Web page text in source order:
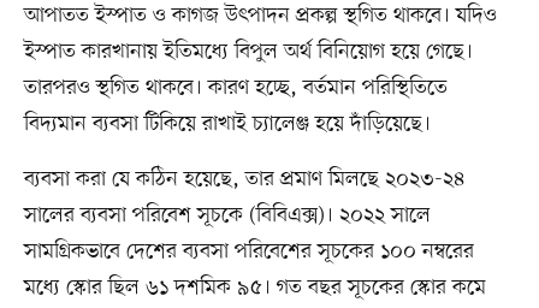
আপাতত ইস্পাত ও কাগজ উৎপাদন প্রকল্প স্থগিত থাকবে। যদিও
ইস্পাত কারখানায় ইতিমধ্যে বিপুল অর্থ বিনিয়োগ হয়ে গেছে।
তারপরও স্থগিত থাকবে। কারণ হচ্ছে, বর্তমান পরিস্থিতিতে
বিদ্যমান ব্যবসা টিকিয়ে রাখাই চ্যালেঞ্জ হয়ে দাঁড়িয়েছে।
ব্যবসা করা যে কঠিন হয়েছে, তার প্রমাণ মিলছে ২০২৩-২৪
সালের ব্যবসা পরিবেশ সূচকে (বিবিএক্স)। ২০২২ সালে
সামগ্রিকভাবে দেশের ব্যবসা পরিবেশের সূচকের ১০০ নম্বরের
মধ্যে স্কোর ছিল ৬১ দশমিক ৯৫। গত বছর সূচকের স্কোর কমে